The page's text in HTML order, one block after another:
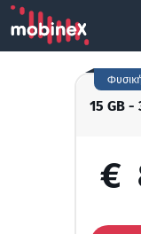
15 GB -
€